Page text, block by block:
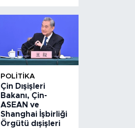
POLITIKA
Çin Dışişleri
Bakanı, Çin-
ASEAN ve
Shanghai İşbirliği
Örgütü dışişleri